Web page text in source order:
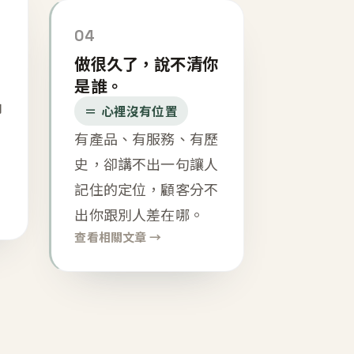
04
做很久了，說不清你
是誰。
＝ 心裡沒有位置
有產品、有服務、有歷
史，卻講不出一句讓人
記住的定位，顧客分不
出你跟別人差在哪。
查看相關文章 →